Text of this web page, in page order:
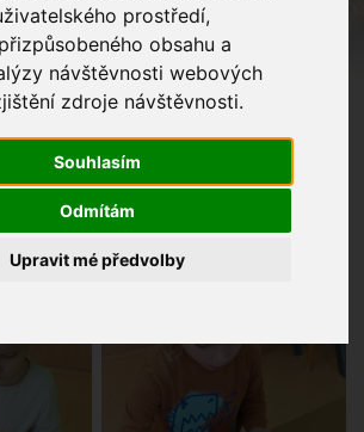
prostředí,
obsahu a
návštěvnosti webových
zdroje návštěvnosti.
Souhlasím
Odmítám
Upravit mé předvolby